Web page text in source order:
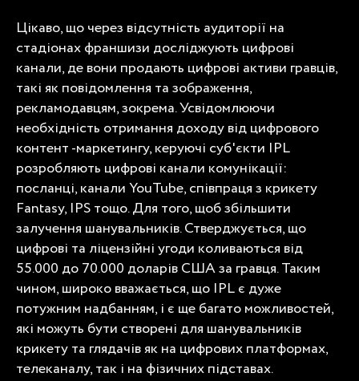
Цікаво, що через відсутність аудиторії на
стадіонах франшизи досліджують цифрові
канали, де вони продають цифрові активи гравців,
такі як повідомлення та зображення,
рекламодавцям, зокрема. Усвідомлюючи
необхідність отримання доходу від цифрового
контент -маркетингу, керуючі суб'єкти IPL
розробляють цифрові канали комунікації:
посланці, канали YouTube, співпраця з крикету
Fantasy, IPS тощо. Для того, щоб збільшити
залучення шанувальників. Стверджується, що
цифрові та ліцензійні угоди коливаються від
55.000 до 70.000 доларів США за гравця. Таким
чином, широко вважається, що IPL є дуже
потужним надбанням, і є ще багато можливостей,
які можуть бути створені для шанувальників
крикету та глядачів як на цифрових платформах,
телеканалу, так і на фізичних підставах.